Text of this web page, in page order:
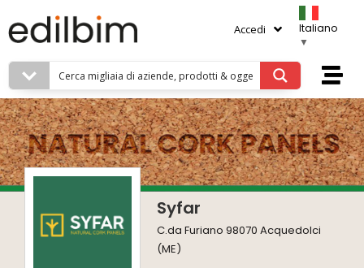
Accedi
Italiano
▼
Syfar
C.da Furiano 98070 Acquedolci
(ME)